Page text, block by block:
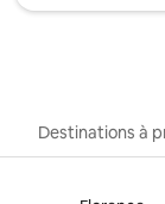
Destinations à